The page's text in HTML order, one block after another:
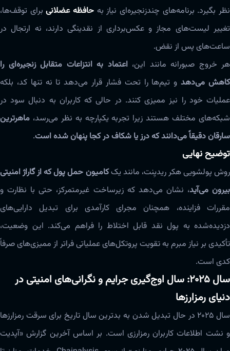
نظر بگیرد. برنامه‌های چندزنجیره‌ای نیاز به حافظه عضلانیبرای توقف‌ها،
تغییر لیست‌های مجاز و عکس‌برداری از نقدینگی دارند، نه ارتجال در
ساعت‌های پس از نقض.
هر خروج صبورانه مانند این،اعتماد به انتزاعات متقابل زنجیره‌ای را
کاهش می‌دهدو تیم‌ها را تحت فشار قرار می‌دهد تا نه تنها کد، بلکه
عملیات خود را نیز ممیزی کنند. در حالی که کاربران به دنبال سود در
شبکه‌های مختلف هستند زیرا تجربه یکپارچه به نظر می‌رسد، ماهرترین
سارقان دقیقاً می‌دانند که درز یا شکاف در کجا پنهان شده است.
توضیح نهایی
روش پولشویی هکر ریدیِنت، مانند یککامیون حمل پول که از گاراژ امنیتی
بیرون می‌آید، نشان می‌دهد که زیرساخت غیرمتمرکز، حتی با نظارت و
مقررات فزاینده، همچنان مجرای کارآمدی برای تبدیل دارایی‌های
دزدیده‌شده به پول نقد قابل اختلاط را فراهم می‌کند. این وضعیت،
تأکیدی بر نیاز مبرم به تقویت پروتکل‌های عملیاتی فراتر از ممیزی‌های صرفاً
کدی است.
سال ۲۰۲۵: سال اوج‌گیری جرایم و نگرانی‌های امنیتی در
دنیای رمزارزها
سال ۲۰۲۵ در حال تبدیل شدن به بدترین سال تاریخ برای سرقت رمزارزها
و نشت اطلاعات کاربران رمزارزی است. بر اساس آخرین گزارش «آپدیت